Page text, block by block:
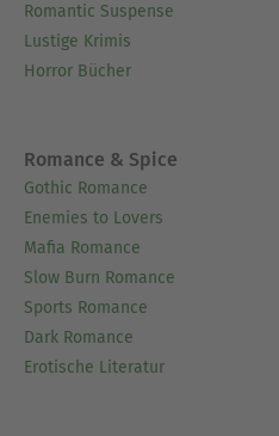
Romantic Suspense
Lustige Krimis
Horror Bücher
Romance & Spice
Gothic Romance
Enemies to Lovers
Mafia Romance
Slow Burn Romance
Sports Romance
Dark Romance
Erotische Literatur